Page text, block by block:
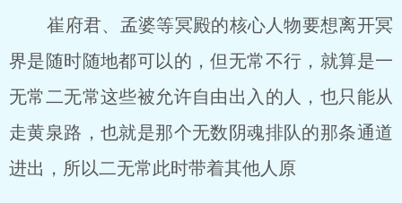
崔府君、孟婆等冥殿的核心人物要想离开冥
界是随时随地都可以的，但无常不行，就算是一
无常二无常这些被允许自由出入的人，也只能从
走黄泉路，也就是那个无数阴魂排队的那条通道
进出，所以二无常此时带着其他人原